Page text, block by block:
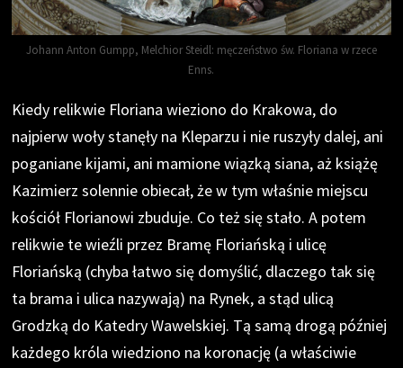
Johann Anton Gumpp, Melchior Steidl: męczeństwo św. Floriana w rzece
Enns.
Kiedy relikwie Floriana wieziono do Krakowa, do
najpierw woły stanęły na Kleparzu i nie ruszyły dalej, ani
poganiane kijami, ani mamione wiązką siana, aż książę
Kazimierz solennie obiecał, że w tym właśnie miejscu
kościół Florianowi zbuduje. Co też się stało. A potem
relikwie te wieźli przez Bramę Floriańską i ulicę
Floriańską (chyba łatwo się domyślić, dlaczego tak się
ta brama i ulica nazywają) na Rynek, a stąd ulicą
Grodzką do Katedry Wawelskiej. Tą samą drogą później
każdego króla wiedziono na koronację (a właściwie